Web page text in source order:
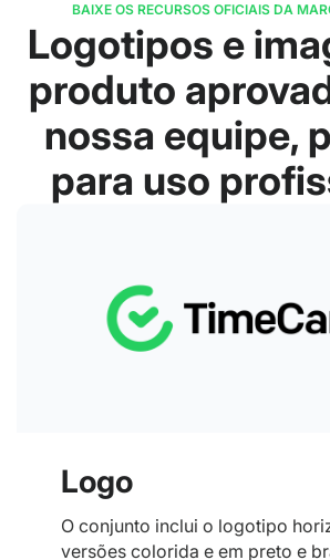
BAIXE OS RECURSOS OFICIAIS DA
Logotipos e
produto
nossa equipe,
para uso
Logo
O conjunto inclui o logotipo
versões colorida e em preto e